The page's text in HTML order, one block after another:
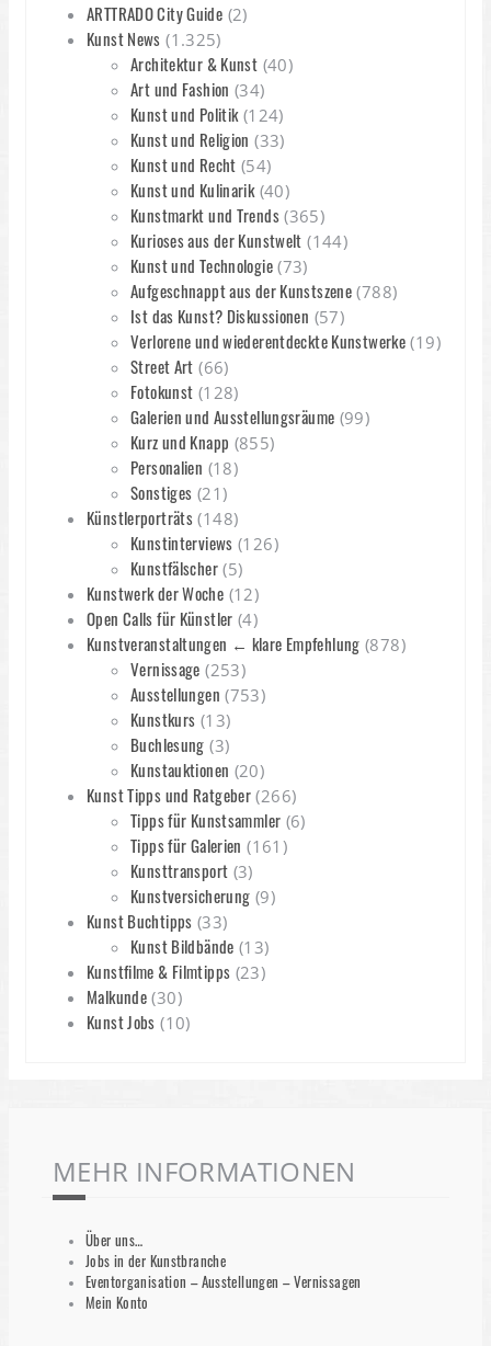
ARTTRADO City Guide (2)
Kunst News (1.325)
Architektur & Kunst (40)
Art und Fashion (34)
Kunst und Politik(124)
Kunst und Religion (33)
Kunst und Recht (54)
Kunst und Kulinarik(40)
Kunstmarkt und Trends(365)
Kurioses aus der Kunstwelt (144)
Kunst und Technologie(73)
Aufgeschnappt aus der Kunstszene (788)
Ist das Kunst? Diskussionen (57)
Verlorene und wiederentdeckte Kunstwerke (19)
Street Art (66)
Fotokunst (128)
Galerien und Ausstellungsräume (99)
Kurz und Knapp (855)
Personalien (18)
Sonstiges (21)
Künstlerporträts (148)
Kunstinterviews (126)
Kunstfälscher(5)
Kunstwerk der Woche (12)
Open Calls für Künstler (4)
Kunstveranstaltungen ← klare Empfehlung (878)
Vernissage (253)
Ausstellungen (753)
Kunstkurs (13)
Buchlesung (3)
Kunstauktionen (20)
Kunst Tipps und Ratgeber (266)
Tipps für Kunstsammler (6)
Tipps für Galerien (161)
Kunsttransport (3)
Kunstversicherung (9)
Kunst Buchtipps (33)
Kunst Bildbände (13)
Kunstfilme & Filmtipps (23)
Malkunde (30)
Kunst Jobs (10)
MEHR INFORMATIONEN
Über uns…
Jobs in der Kunstbranche
Eventorganisation – Ausstellungen – Vernissagen
Mein Konto